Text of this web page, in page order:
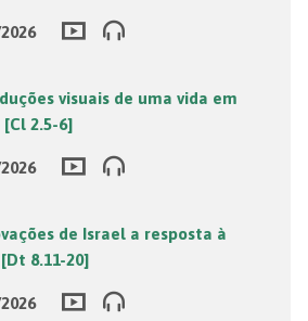
visuais de uma vida em
2.5-6]
de Israel a resposta à
8.11-20]